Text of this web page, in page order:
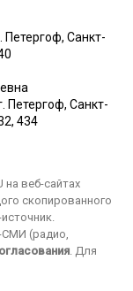
Петергоф, Санкт-
Петергоф, Санкт-
434
веб-сайтах
скопированного
(радио,
. Для